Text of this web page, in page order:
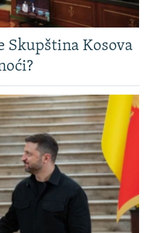
Skupština Kosova